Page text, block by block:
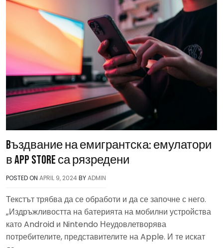
Bъздвание на емигрантска: емулатори
в App Store са рязредени
POSTED ON APRIL 9, 2024BYADMIN
Текстът трябва да се обработи и да се започне с него.
„Издръжливостта на батерията на мобилни устройства
като Android и Nintendo Неудовлетворява
потребителите, представителите на Apple. И те искат